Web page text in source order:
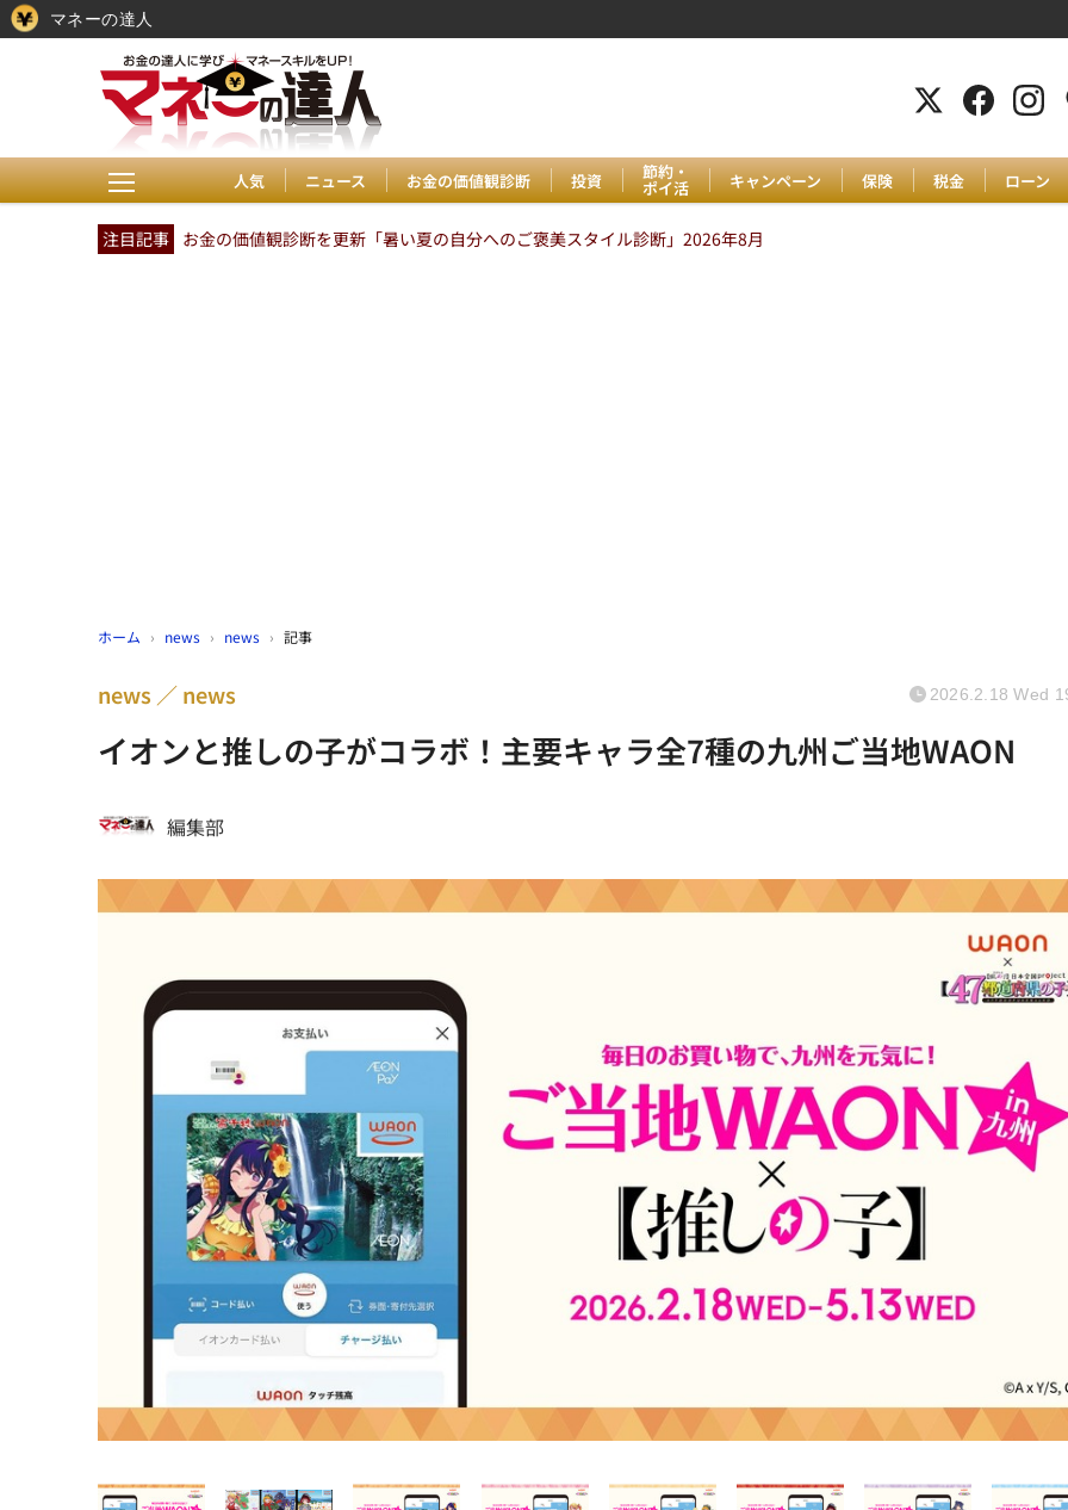
人気 ニュース お金の価値観診断 投資 節約・
ポイ活 キャンペーン 保険 税金 ローン
注目記事 お金の価値観診断を更新「暑い夏の自分へのご褒美スタイル診断」2026年8月
ホーム › news › news › 記事
イオンと推しの子がコラボ！主要キャラ全7種の九州ご当地WAON
news news 2026.2.18 Wed
編集部
マネーの達人